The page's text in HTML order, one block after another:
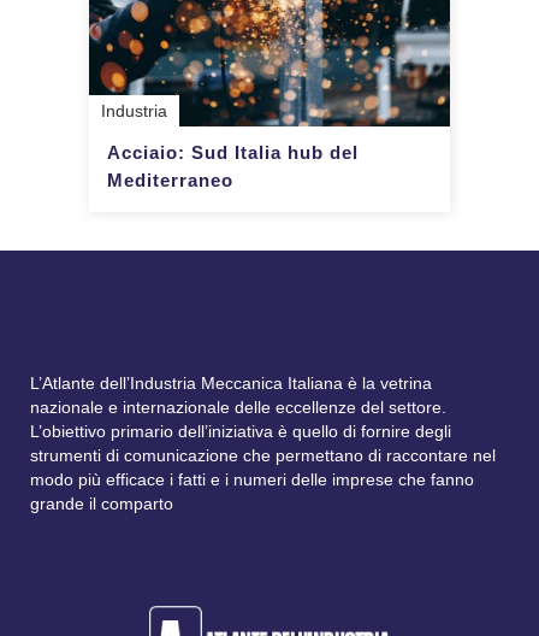
Industria
Acciaio: Sud Italia hub del
Mediterraneo
L’Atlante dell’Industria Meccanica Italiana è la vetrina
nazionale e internazionale delle eccellenze del settore.
L’obiettivo primario dell’iniziativa è quello di fornire degli
strumenti di comunicazione che permettano di raccontare nel
modo più efficace i fatti e i numeri delle imprese che fanno
grande il comparto